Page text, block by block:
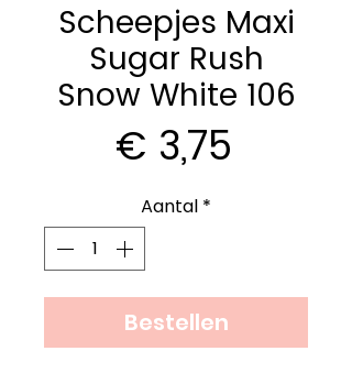
Scheepjes Maxi
Sugar Rush
Snow White 106
€ 3,75
Aantal *
Bestellen